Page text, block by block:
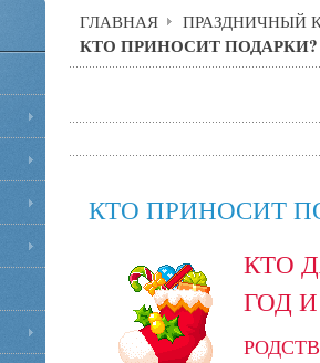
ГЛАВНАЯ ПРАЗДНИЧНЫЙ
КТО ПРИНОСИТ ПОДАРКИ?
КТО ПРИНОСИТ
КТО
ГОД